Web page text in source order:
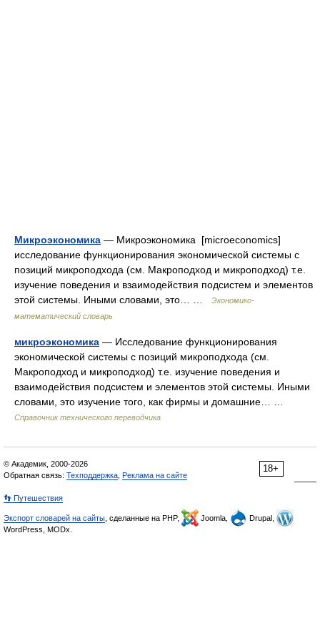
Микроэкономика — Микроэкономика [micro­eco­nomics]
исследование функционирования экономической сис­темы с
позиций микроподхода (см. Макроподход и микроподход) т.е.
изучение поведения и взаимодействия подсистем и элементов
этой системы. Иными словами, это… …
Экономико-
математический словарь
микроэкономика — Исследование функционирования
экономической системы с позиций микроподхода (см.
Макроподход и микроподход) т.е. изучение поведения и
взаимодействия подсистем и элементов этой системы. Иными
словами, это изучение того, как фирмы и домашние… …
Справочник технического переводчика
18+
© Академик, 2000-2026
Обратная связь: Техподдержка Реклама на сайте
👣 Путешествия
Экспорт словарей на сайты , сделанные на PHP, Joomla,
Drupal,
WordPress, MODx.